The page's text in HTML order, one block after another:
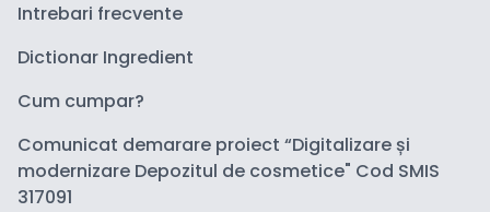
Intrebari frecvente
Dictionar Ingredient
Cum cumpar?
Comunicat demarare proiect “Digitalizare și
modernizare Depozitul de cosmetice" Cod SMIS
317091